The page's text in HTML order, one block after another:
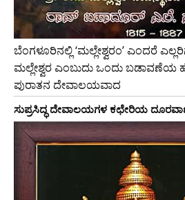
ಬೆಂಗಳೂರಿನಲ್ಲಿ ‘ಮಲ್ಲೇಶ್ವರಂ’ ಎಂದರೆ
ಮಲ್ಲೇಶ್ವರ ಎಂಬುದು ಒಂದು ಬಡಾವಣೆಯ
ಪುರಾತನ ದೇವಾಲಯವಾದ
ಸುಪ್ರಸಿದ್ಧ ದೇವಾಲಯಗಳ ಕಛೇರಿಯ